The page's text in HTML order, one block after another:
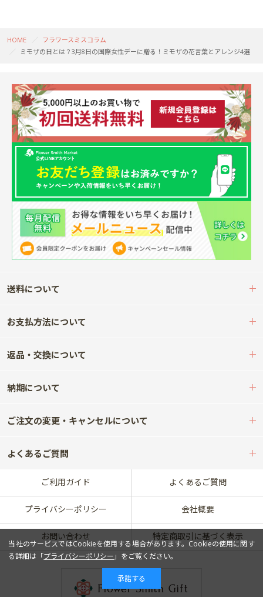
HOME
フラワースミスコラム
ミモザの日とは？3月8日の国際女性デーに贈る！ミモザの花言葉とアレンジ4選
送料について
お支払方法について
返品・交換について
納期について
ご注文の変更・キャンセルについて
よくあるご質問
ご利用ガイド よくあるご質問
プライバシーポリシー 会社概要
お問い合わせ 特定商取引に基づく表示
当社のサービスではCookieを使用する場合があります。Cookieの使用に関す
る詳細は「プライバシーポリシー 」をご覧ください。
承諾する